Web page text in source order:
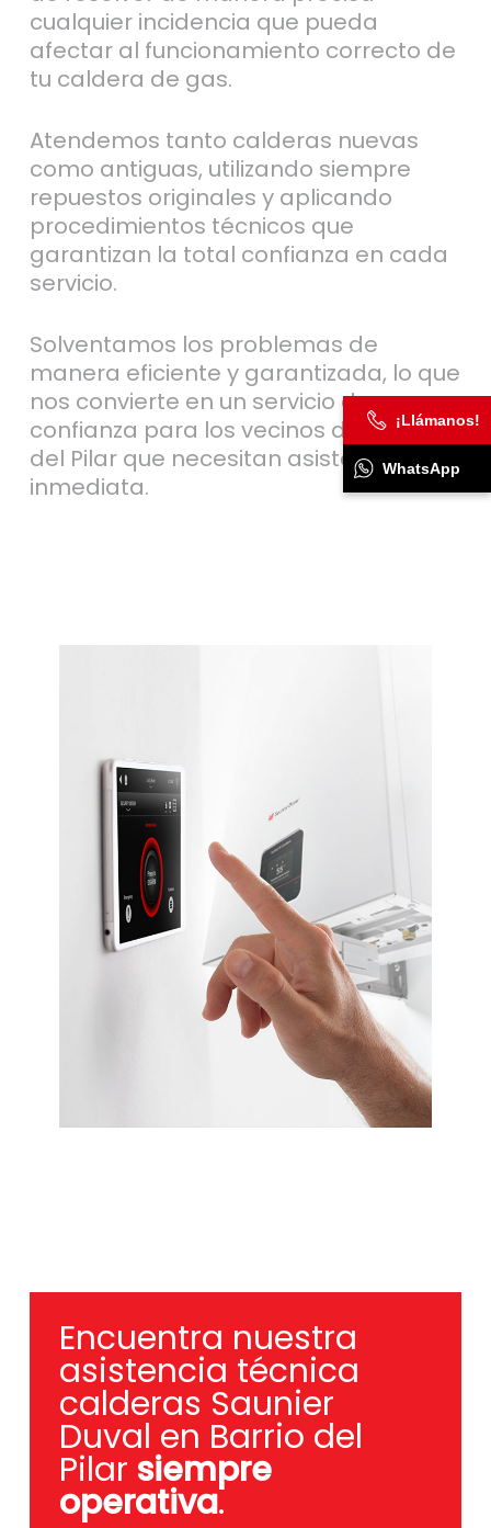
cualquier incidencia que pueda
afectar al funcionamiento correcto de
tu caldera de gas.
Atendemos tanto calderas nuevas
como antiguas, utilizando siempre
repuestos originales y aplicando
procedimientos técnicos que
garantizan la total confianza en cada
servicio.
Solventamos los problemas de
manera eficiente y garantizada, lo que
nos convierte en un servicio de
confianza para los vecinos de Barrio
del Pilar que necesitan asistencia
inmediata.
Encuentra nuestra
asistencia técnica
calderas Saunier
Duval en Barrio del
Pilar siempre
operativa.
¡Llámanos!
WhatsApp